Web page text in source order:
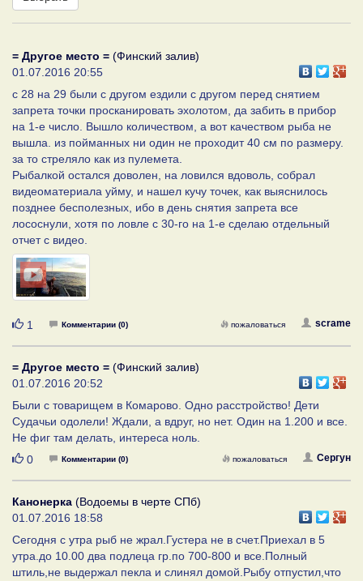
= Другое место = (Финский залив)
01.07.2016 20:55
с 28 на 29 были с другом ездили с другом перед снятием
запрета точки просканировать эхолотом, да забить в прибор
на 1-е число. Вышло количеством, а вот качеством рыба не
вышла. из пойманных ни один не проходит 40 см по размеру.
за то стреляло как из пулемета.
Рыбалкой остался доволен, на ловился вдоволь, собрал
видеоматериала уйму, и нашел кучу точек, как выяснилось
позднее бесполезных, ибо в день снятия запрета все
лососнули, хотя по ловле с 30-го на 1-е сделаю отдельный
отчет с видео.
Нравится
1 Комментарии (0) scrame
пожаловаться
= Другое место = (Финский залив)
01.07.2016 20:52
Были с товарищем в Комарово. Одно расстройство! Дети
Судачьи одолели! Ждали, а вдруг, но нет. Один на 1.200 и все.
Не фиг там делать, интереса ноль.
Нравится
0 Комментарии (0) Сергун
пожаловаться
Канонерка (Водоемы в черте СПб)
01.07.2016 18:58
Сегодня с утра рыб не жрал.Густера не в счет.Приехал в 5
утра.до 10.00 два подлеца гр.по 700-800 и все.Полный
штиль,не выдержал пекла и слинял домой.Рыбу отпустил,что